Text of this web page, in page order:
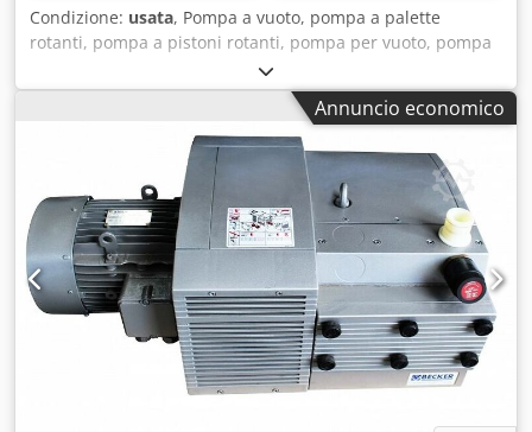
Condizione: usata, Pompa a vuoto, pompa a palette
rotanti, pompa a pistoni rotanti, pompa per vuoto, pompa
per ambienti a elevata purezza BECKER, modello VX 4.40
Pompa per vuoto elevato Numero di serie: 2583674 Anno
di fabbricazione: 2011 Djdpfx Aezrzyaek Dewa Portata 40
m³/h Depressione -0,8 bar (rilevata durante il collaudo)
Depressione -0,9 bar (valore dichiarato dal produttore)
Attacco di aspirazione G 3/4" Velocità del motore 1420
giri/min. Potenza del motore 1,25 kW Alimentazione 400
Volt, 50 Hz - Pompa a pistoni rotanti per vuoto, a
funzionamento a secco e senza olio - Isolamento acustico
in polistirolo Dimensioni con alloggiamento di isolamento
acustico L x L x A 820 x 460 x 350 mm Dimensioni senza
alloggiamento di isolamento acustico L x L x A 540 x 250 x
280 mm Peso 45 kg Ottime condizioni
Annuncio economico